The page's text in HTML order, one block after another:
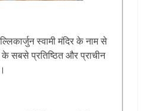
स्वामी मंदिर के नाम से
के सबसे प्रतिष्ठित और प्राचीन